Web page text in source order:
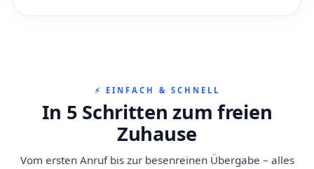
⚡ EINFACH & SCHNELL
In 5 Schritten zum freien
Zuhause
Vom ersten Anruf bis zur besenreinen Übergabe – alles